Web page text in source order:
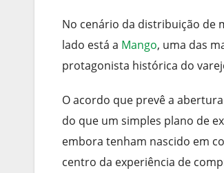
No cenário da distribuição de
lado está a Mango, uma das
protagonista histórica do
O acordo que prevê a
do que um simples plano de
embora tenham nascido em
centro da experiência de